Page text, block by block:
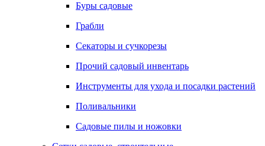
Буры садовые
Грабли
Секаторы и сучкорезы
Прочий садовый инвентарь
Инструменты для ухода и посадки растений
Поливальники
Садовые пилы и ножовки